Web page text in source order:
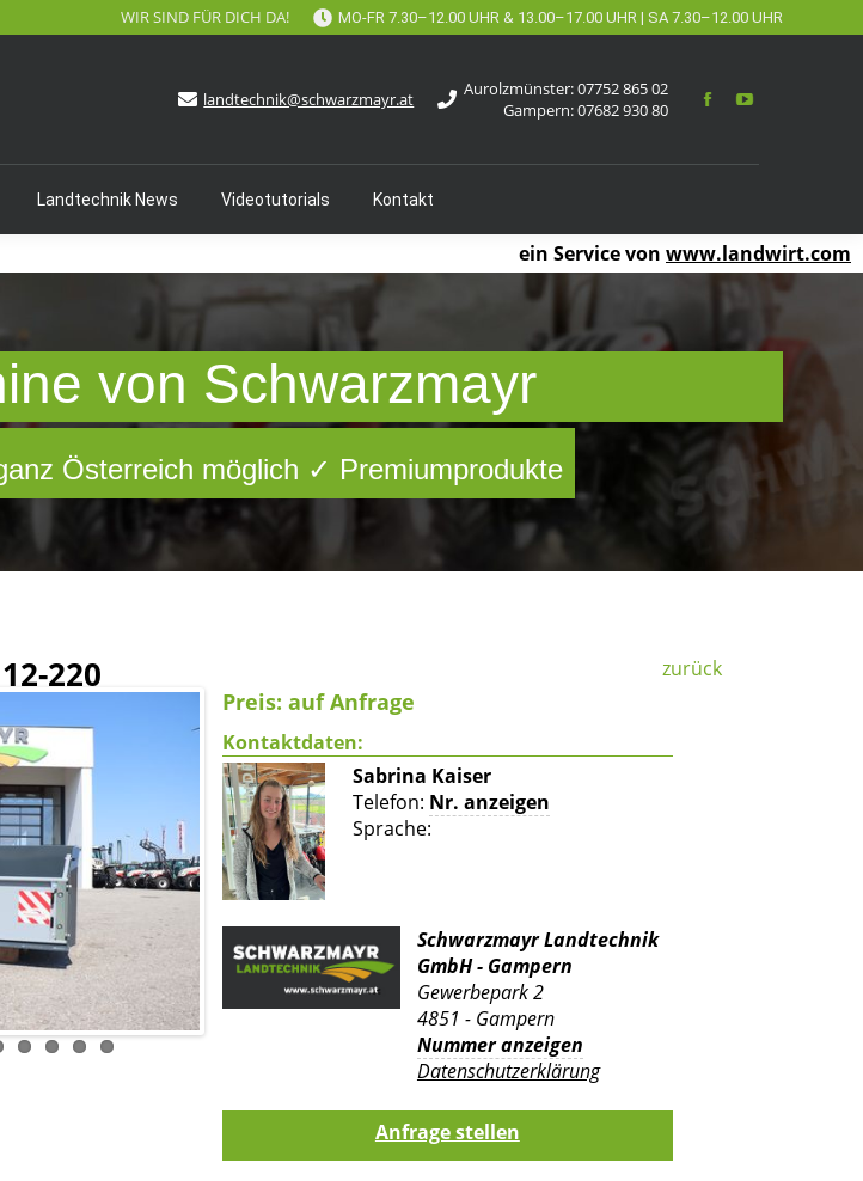
WIR SIND FÜR DICH DA! MO-FR 7.30–12.00 UHR & 13.00–17.00 UHR | SA 7.30–12.00 UHR
landtechnik@schwarzmayr.at Aurolzmünster:07752 865 02
Gampern:07682 930 80
Landtechnik News Videotutorials Kontakt
von Schwarzmayr
Österreich möglich ✓ Premiumprodukte
220 zurück
Preis: auf Anfrage
Kontaktdaten:
Sabrina Kaiser
Telefon: Nr. anzeigen
Sprache:
Schwarzmayr Landtechnik
GmbH - Gampern
Gewerbepark 2
4851 - Gampern
Nummer anzeigen
Datenschutzerklärung
ein Service von www.landwirt.com